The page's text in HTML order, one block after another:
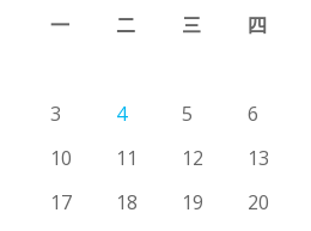
一
二 三 四
3
4 5 6
10
11 12 13
17
18 19 20